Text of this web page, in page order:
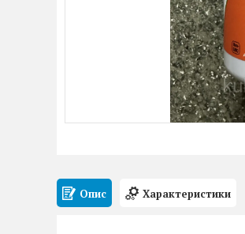
Опис Характеристики